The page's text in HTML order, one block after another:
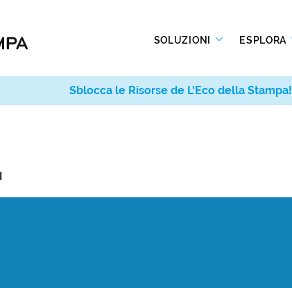
SOLUZIONI ESPLORA
Sblocca le Risorse de L’Eco della Stampa!